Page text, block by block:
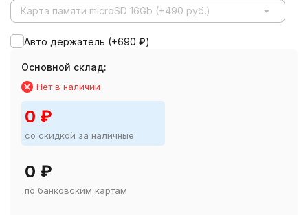
Карта памяти microSD 16Gb (+490 руб.)
Авто держатель (+690 ₽)
Основной склад:
Нет в наличии
0 ₽
со скидкой за наличные
0 ₽
по банковским картам